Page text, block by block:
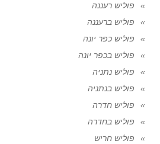
פוליש רעננה
פוליש ברעננה
פוליש כפר יונה
פוליש בכפר יונה
פוליש נתניה
פוליש בנתניה
פוליש חדרה
פוליש בחדרה
פוליש חריש